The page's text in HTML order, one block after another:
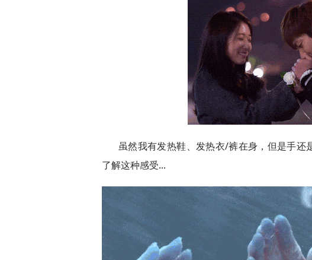
虽然我有发热鞋、发热衣/裤在身，但是手还
了解这种感受...